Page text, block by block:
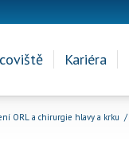
Kariéra
ORL a chirurgie hlavy a krku /